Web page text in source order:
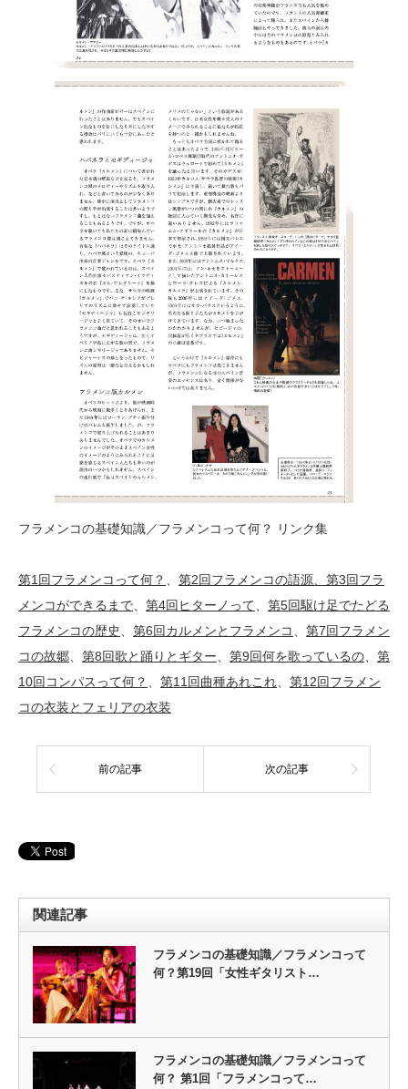
フラメンコの基礎知識／フラメンコって何？ リンク集
第1回フラメンコって何？ 、 第2回フラメンコの語源、 第3回フラ
メンコができるまで、 第4回ヒターノって、 第5回駆け足でたどる
フラメンコの歴史、 第6回カルメンとフラメンコ、 第7回フラメン
コの故郷、 第8回歌と踊りとギター、 第9回何を歌っているの、 第
10回コンパスって何？ 、 第11回曲種あれこれ、 第12回フラメン
コの衣装とフェリアの衣装
前の記事 次の記事
関連記事
フラメンコの基礎知識／フラメンコって
何？第19回「女性ギタリスト…
フラメンコの基礎知識／フラメンコって
何？ 第1回「フラメンコって…